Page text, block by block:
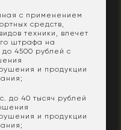
с применением
средств,
техники, влечет
штрафа на
4500 рублей с
и продукции
до 40 тысяч рублей
и продукции